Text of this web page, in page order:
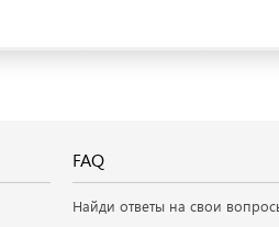
FAQ
Найди ответы на свои